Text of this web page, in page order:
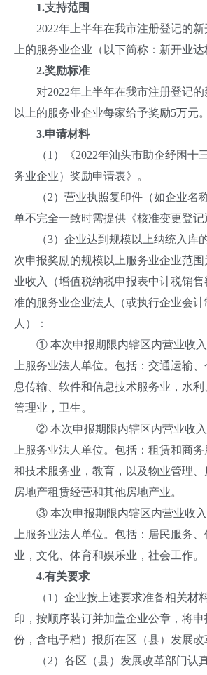
1.支持范围
2022年上半年在我市注册登记的新
上的服务业企业（以下简称：新开业达
2.奖励标准
对2022年上半年在我市注册登记的
以上的服务业企业每家给予奖励5万元。
3.申请材料
（1）《2022年汕头市助企纾困十
务业企业）奖励申请表》。
（2）营业执照复印件（如企业名
单不完全一致时需提供《核准变更登记
（3）企业达到规模以上纳统入库
次申报奖励的规模以上服务业企业范围
业收入（增值税纳税申报表中计税销
准的服务业企业法人（或执行企业会
人）：
① 本次申报期限内辖区内营业收入
上服务业法人单位。包括：交通运输
息传输、软件和信息技术服务业，水
管理业，卫生。
② 本次申报期限内辖区内营业收入
上服务业法人单位。包括：租赁和商
和技术服务业，教育，以及物业管理、
房地产租赁经营和其他房地产业。
③ 本次申报期限内辖区内营业收入
上服务业法人单位。包括：居民服务
业，文化、体育和娱乐业，社会工作。
4.有关要求
（1）企业按上述要求准备相关材
印，按顺序装订并加盖企业公章，将
份，含电子档）报所在区（县）发展改
（2）各区（县）发展改革部门认